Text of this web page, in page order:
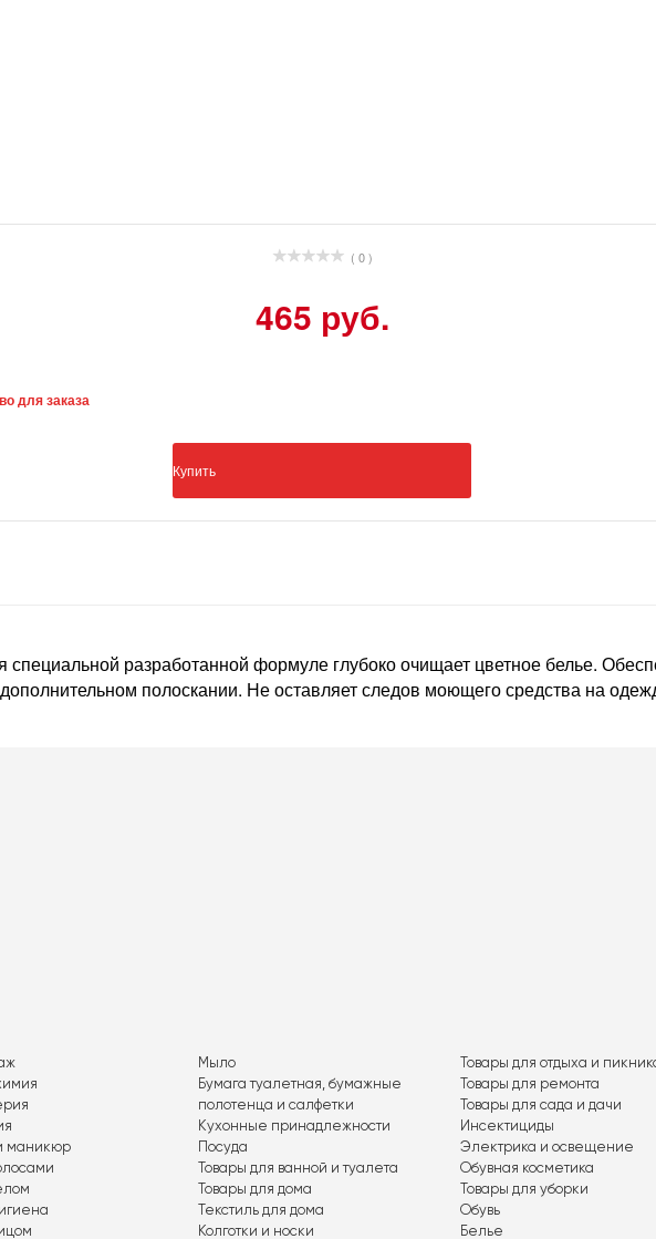
( 0 )
465 руб.
для заказа
Купить
разработанной формуле глубоко очищает цветное белье.
полоскании. Не оставляет следов моющего средства на
маникюр
Мыло
Бумага туалетная, бумажные
полотенца и салфетки
Кухонные принадлежности
Посуда
Товары для ванной и туалета
Товары для дома
Текстиль для дома
Колготки и носки
Товары для отдыха и
Товары для ремонта
Товары для сада и дачи
Инсектициды
Электрика и освещение
Обувная косметика
Товары для уборки
Обувь
Белье